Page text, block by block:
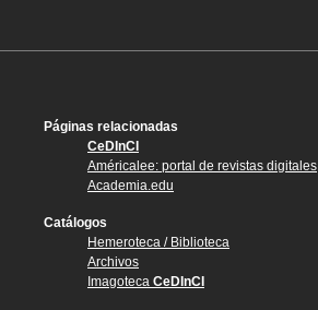
Páginas relacionadas
CeDInCI
Américalee: portal de revistas digitales
Academia.edu
Catálogos
Hemeroteca / Biblioteca
Archivos
Imagoteca CeDInCI